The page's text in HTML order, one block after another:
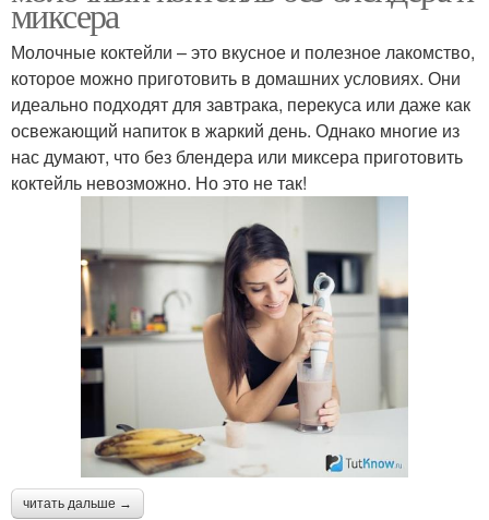
миксера
Молочные коктейли – это вкусное и полезное лакомство,
которое можно приготовить в домашних условиях. Они
идеально подходят для завтрака, перекуса или даже как
освежающий напиток в жаркий день. Однако многие из
нас думают, что без блендера или миксера приготовить
коктейль невозможно. Но это не так!
читать дальше →